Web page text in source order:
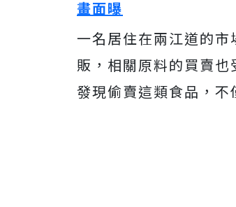
畫面曝
一名居住在兩江道的
販，相關原料的買賣
發現偷賣這類食品，不